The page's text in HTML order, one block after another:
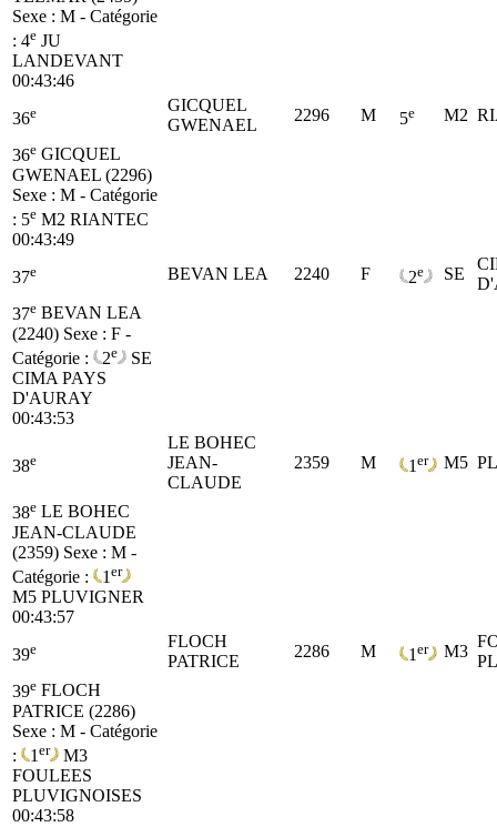
Sexe : M - Catégorie
: 4e JU
LANDEVANT
00:43:46
36e
GICQUEL
GWENAEL
2296 M 5e M2
36e GICQUEL
GWENAEL (2296)
Sexe : M - Catégorie
: 5e M2 RIANTEC
00:43:49
37e BEVAN LEA 2240 F 2e SE
37e BEVAN LEA
(2240) Sexe : F -
Catégorie :
2e
SE
CIMA PAYS
D'AURAY
00:43:53
38e
LE BOHEC
JEAN-
CLAUDE
2359 M 1 er M5
38e LE BOHEC
JEAN-CLAUDE
(2359) Sexe : M -
Catégorie :
1 er
M5 PLUVIGNER
00:43:57
39e
FLOCH
PATRICE
2286 M 1 er M3
39e FLOCH
PATRICE (2286)
Sexe : M - Catégorie
:
1 er
M3
FOULEES
PLUVIGNOISES
00:43:58